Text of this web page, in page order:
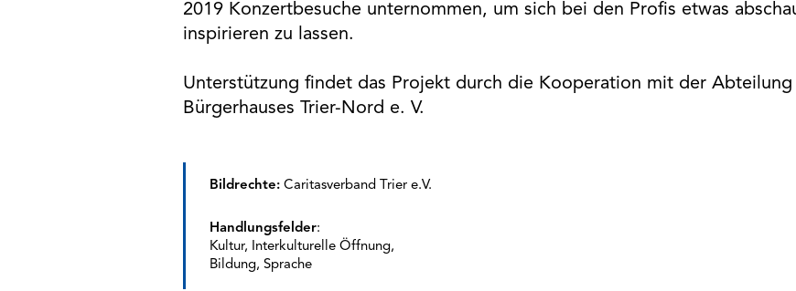
2019 Konzertbesuche unternommen, um sich bei den Profis etwas
inspirieren zu lassen.
Unterstützung findet das Projekt durch die Kooperation mit der
Bürgerhauses Trier-Nord e. V.
Bildrechte: Caritasverband Trier e.V.
Handlungsfelder:
Kultur, Interkulturelle Öffnung,
Bildung, Sprache